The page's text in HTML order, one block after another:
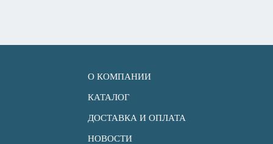
О КОМПАНИИ
КАТАЛОГ
ДОСТАВКА И ОПЛАТА
НОВОСТИ